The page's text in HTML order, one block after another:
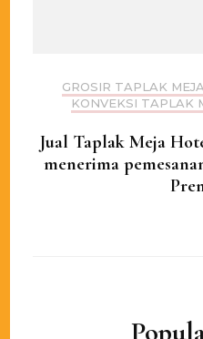
GROSIR TAPLAK MEJA
KONVEKSI TAPLAK
Jual Taplak Meja
menerima